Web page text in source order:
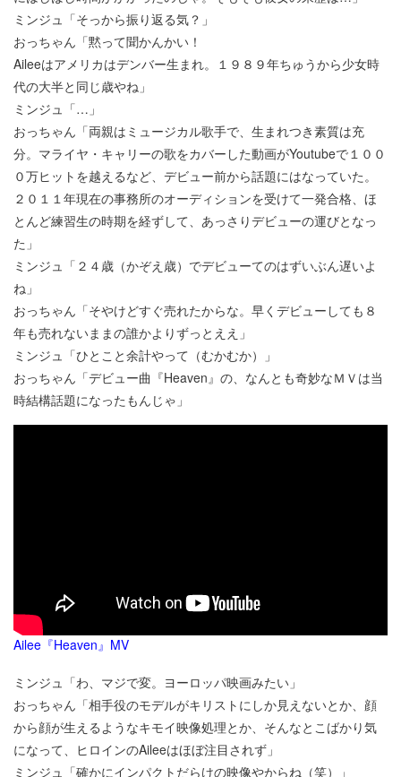
ミンジュ「そっから振り返る気？」
おっちゃん「黙って聞かんかい！
Aileeはアメリカはデンバー生まれ。１９８９年ちゅうから少女時
代の大半と同じ歳やね」
ミンジュ「…」
おっちゃん「両親はミュージカル歌手で、生まれつき素質は充
分。マライヤ・キャリーの歌をカバーした動画がYoutubeで１００
０万ヒットを越えるなど、デビュー前から話題にはなっていた。
２０１１年現在の事務所のオーディションを受けて一発合格、ほ
とんど練習生の時期を経ずして、あっさりデビューの運びとなっ
た」
ミンジュ「２４歳（かぞえ歳）でデビューてのはずいぶん遅いよ
ね」
おっちゃん「そやけどすぐ売れたからな。早くデビューしても８
年も売れないままの誰かよりずっとええ」
ミンジュ「ひとこと余計やって（むかむか）」
おっちゃん「デビュー曲『Heaven』の、なんとも奇妙なＭＶは当
時結構話題になったもんじゃ」
Ailee『Heaven』MV
ミンジュ「わ、マジで変。ヨーロッパ映画みたい」
おっちゃん「相手役のモデルがキリストにしか見えないとか、顔
から顔が生えるようなキモイ映像処理とか、そんなとこばかり気
になって、ヒロインのAileeはほぼ注目されず」
ミンジュ「確かにインパクトだらけの映像やからね（笑）」